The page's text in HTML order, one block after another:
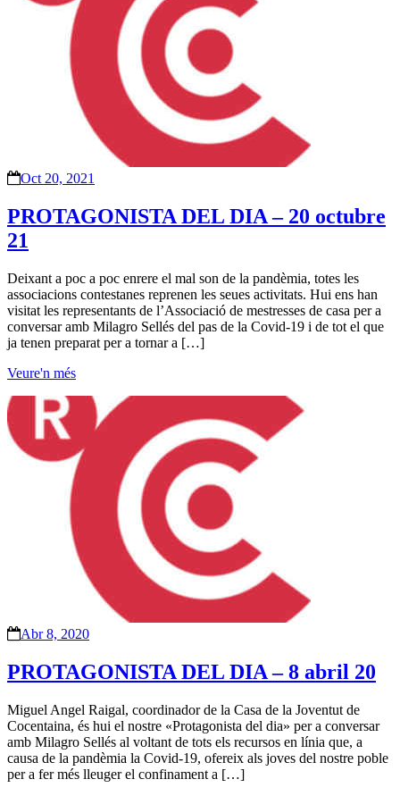
Oct 20, 2021
PROTAGONISTA DEL DIA – 20 octubre
21
Deixant a poc a poc enrere el mal son de la pandèmia, totes les
associacions contestanes reprenen les seues activitats. Hui ens han
visitat les representants de l’Associació de mestresses de casa per a
conversar amb Milagro Sellés del pas de la Covid-19 i de tot el que
ja tenen preparat per a tornar a […]
Veure'n més
Abr 8, 2020
PROTAGONISTA DEL DIA – 8 abril 20
Miguel Angel Raigal, coordinador de la Casa de la Joventut de
Cocentaina, és hui el nostre «Protagonista del dia» per a conversar
amb Milagro Sellés al voltant de tots els recursos en línia que, a
causa de la pandèmia la Covid-19, ofereix als joves del nostre poble
per a fer més lleuger el confinament a […]